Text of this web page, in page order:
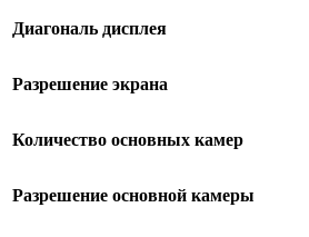
Диагональ дисплея
Разрешение экрана
Количество основных камер
Разрешение основной камеры